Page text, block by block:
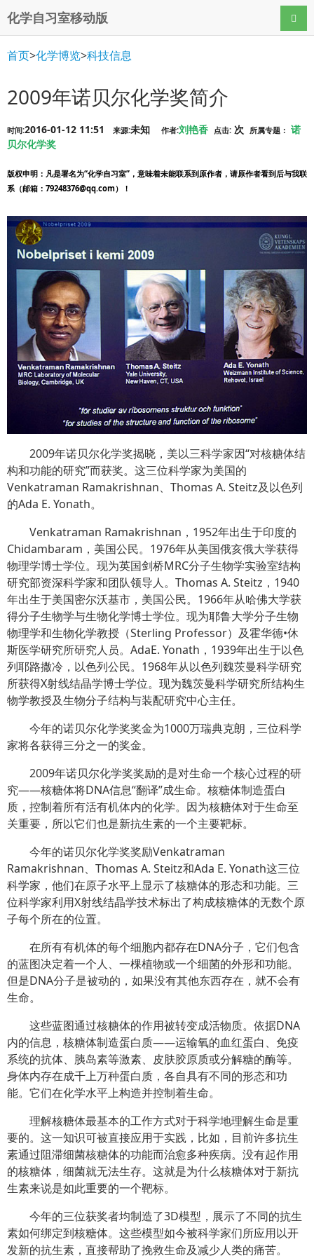
化学自习室移动版 导航
首页>化学博览>科技信息
2009年诺贝尔化学奖简介
时间:2016-01-12 11:51 来源:未知 作者:刘艳香 点击: 次 所属专题： 诺
贝尔化学奖
版权申明 ：凡是署名为“化学自习室”，意味着未能联系到原作者，请原作者看到后与我联
系（邮箱：79248376@qq.com）！
2009年诺贝尔化学奖揭晓，美以三科学家因“对核糖体结
构和功能的研究”而获奖。这三位科学家为美国的
Venkatraman Ramakrishnan、 Thomas A. Steitz及以色列
的Ada E. Yonath。
Venkatraman Ramakrishnan ， 1952年出生于印度的
Chidambaram ，美国公民。 1976年从美国俄亥俄大学获得
物理学博士学位。现为英国剑桥MRC分子生物学实验室结构
研究部资深科学家和团队领导人。 Thomas A. Steitz ， 1940
年出生于美国密尔沃基市，美国公民。 1966年从哈佛大学获
得分子生物学与生物化学博士学位。现为耶鲁大学分子生物
物理学和生物化学教授（Sterling Professor）及霍华德•休
斯医学研究所研究人员。 AdaE. Yonath，1939年出生于以色
列耶路撒冷，以色列公民。1968年从以色列魏茨曼科学研究
所获得X射线结晶学博士学位。现为魏茨曼科学研究所结构生
物学教授及生物分子结构与装配研究中心主任。
今年的诺贝尔化学奖奖金为1000万瑞典克朗，三位科学
家将各获得三分之一的奖金。
2009年诺贝尔化学奖奖励的是对生命一个核心过程的研
究——核糖体将DNA信息“翻译”成生命。核糖体制造蛋白
质，控制着所有活有机体内的化学。因为核糖体对于生命至
关重要，所以它们也是新抗生素的一个主要靶标。
今年的诺贝尔化学奖奖励Venkatraman
Ramakrishnan、 Thomas A. Steitz和Ada E. Yonath这三位
科学家，他们在原子水平上显示了核糖体的形态和功能。三
位科学家利用X射线结晶学技术标出了构成核糖体的无数个原
子每个所在的位置。
在所有有机体的每个细胞内都存在DNA分子，它们包含
的蓝图决定着一个人、一棵植物或一个细菌的外形和功能。
但是DNA分子是被动的，如果没有其他东西存在，就不会有
生命。
这些蓝图通过核糖体的作用被转变成活物质。依据DNA
内的信息，核糖体制造蛋白质——运输氧的血红蛋白、免疫
系统的抗体、胰岛素等激素、皮肤胶原质或分解糖的酶等。
身体内存在成千上万种蛋白质，各自具有不同的形态和功
能。它们在化学水平上构造并控制着生命。
理解核糖体最基本的工作方式对于科学地理解生命是重
要的。这一知识可被直接应用于实践，比如，目前许多抗生
素通过阻滞细菌核糖体的功能而治愈多种疾病。没有起作用
的核糖体，细菌就无法生存。这就是为什么核糖体对于新抗
生素来说是如此重要的一个靶标。
今年的三位获奖者均制造了3D模型，展示了不同的抗生
素如何绑定到核糖体。这些模型如今被科学家们所应用以开
发新的抗生素，直接帮助了挽救生命及减少人类的痛苦。